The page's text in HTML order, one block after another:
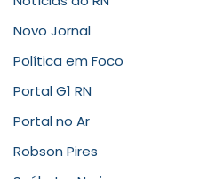
Novo Jornal
Política em Foco
Portal G1 RN
Portal no Ar
Robson Pires